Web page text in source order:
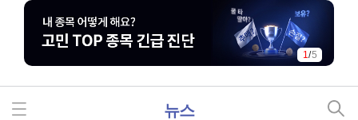
1/5
뉴스